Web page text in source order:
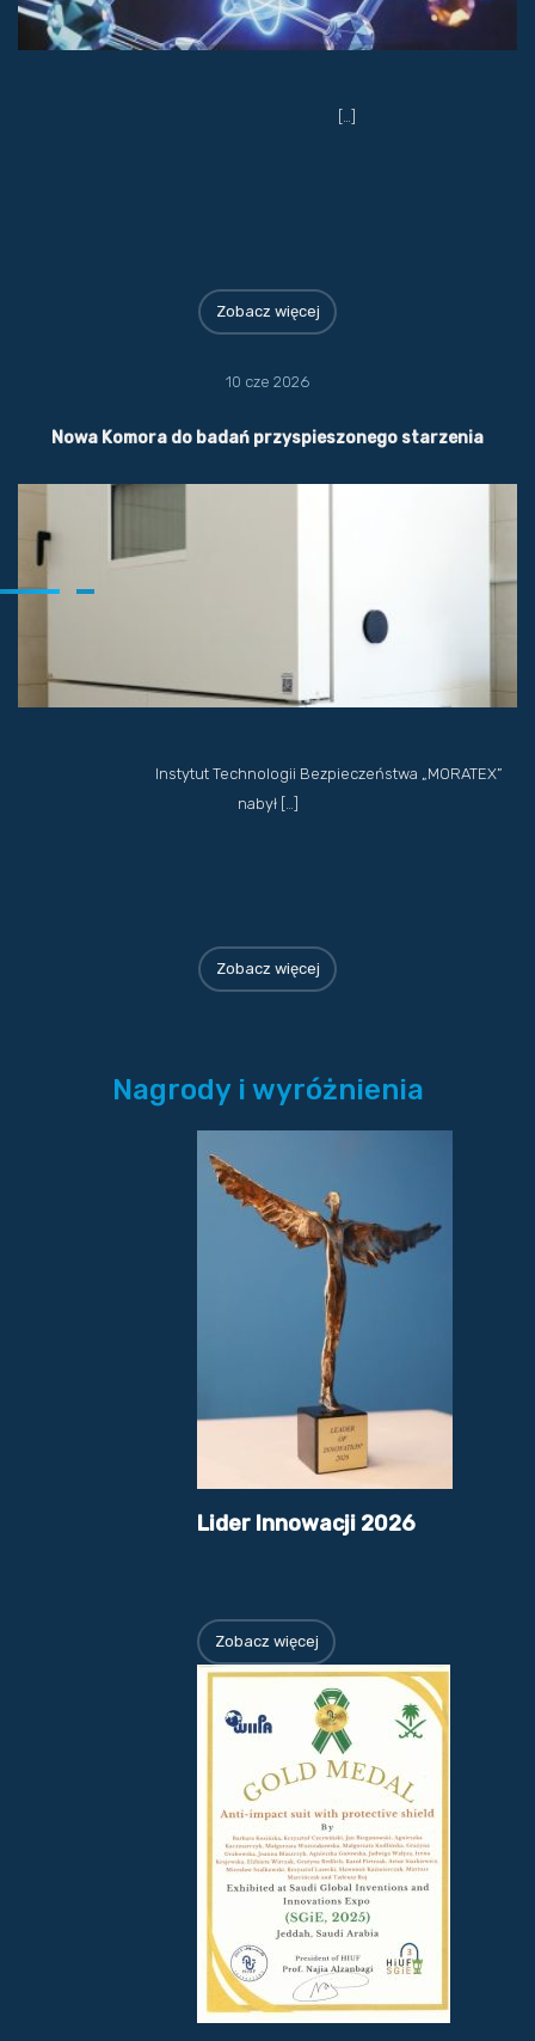
[…]
Zobacz więcej
10 cze 2026
Nowa Komora do badań przyspieszonego starzenia
Instytut Technologii Bezpieczeństwa „MORATEX”
nabył […]
Zobacz więcej
Nagrody i wyróżnienia
Lider Innowacji 2026
Zobacz więcej